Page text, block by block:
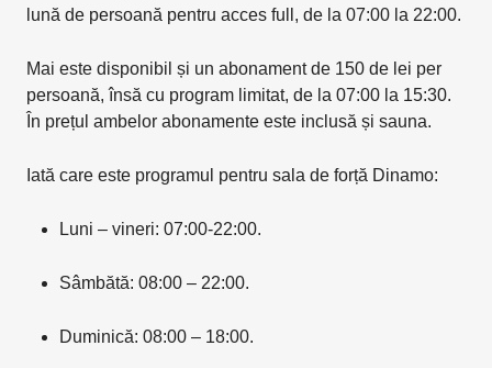
lună de persoană pentru acces full, de la 07:00 la 22:00.
Mai este disponibil și un abonament de 150 de lei per
persoană, însă cu program limitat, de la 07:00 la 15:30.
În prețul ambelor abonamente este inclusă și sauna.
Iată care este programul pentru sala de forță Dinamo:
Luni – vineri: 07:00-22:00.
Sâmbătă: 08:00 – 22:00.
Duminică: 08:00 – 18:00.